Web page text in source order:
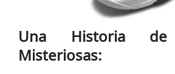
Una Historia de
Misteriosas: